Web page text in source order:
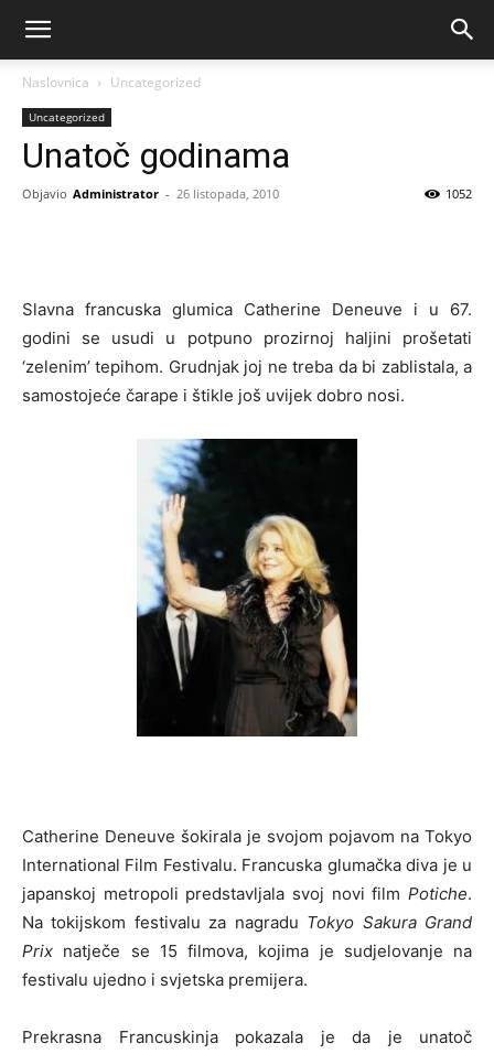
Naslovnica Uncategorized
Uncategorized
Unatoč godinama
Objavio Administrator - 26 listopada, 2010 1052
Slavna francuska glumica Catherine Deneuve i u 67.
godini se usudi u potpuno prozirnoj haljini prošetati
‘zelenim’ tepihom. Grudnjak joj ne treba da bi zablistala, a
samostojeće čarape i štikle još uvijek dobro nosi.
Catherine Deneuve šokirala je svojom pojavom na Tokyo
International Film Festivalu. Francuska glumačka diva je u
japanskoj metropoli predstavljala svoj novi film Potiche.
Na tokijskom festivalu za nagradu Tokyo Sakura Grand
Prix natječe se 15 filmova, kojima je sudjelovanje na
festivalu ujedno i svjetska premijera.
Prekrasna Francuskinja pokazala je da je unatoč